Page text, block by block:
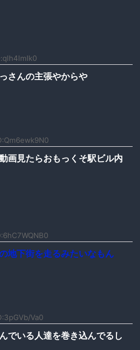
さんの主張やからや
画見たらおもっくそ駅ビル内
地下街を走るみたいなもん
Va0
でいる人達を巻き込んでるし